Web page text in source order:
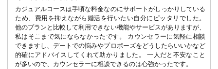
カジュアルコースは手頃な料金なのにサポートがしっかりしている
ため、費用を抑えながら婚活を行いたい自分にピッタリでした。
他のプランと比較して利用できない機能やサービスがありますが、
私はそこまで気にならなかったです。 カウンセラーに気軽に相談
できますし、デートでの悩みやプロポーズをどうしたらいいかなど
的確にアドバイスしてくれて助かりました。 一人だと不安なこと
が多いので、カウンセラーに相談できるのは心強かったです。